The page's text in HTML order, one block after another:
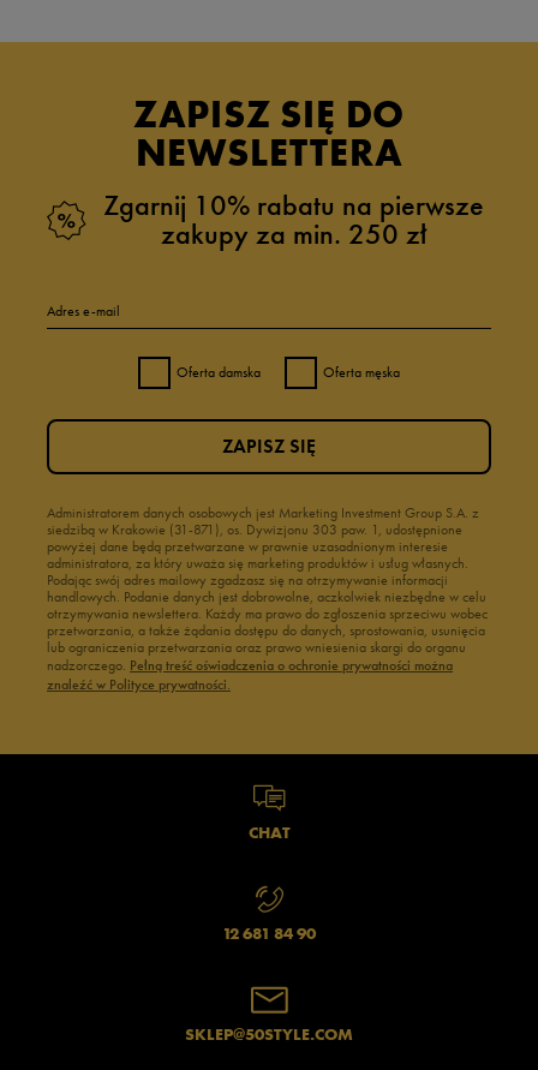
ZAPISZ SIĘ DO
NEWSLETTERA
Zgarnij 10% rabatu na pierwsze
zakupy za min. 250 zł
Adres e-mail
Oferta damska Oferta męska
Administratorem danych osobowych jest Marketing Investment Group S.A. z
siedzibą w Krakowie (31-871), os. Dywizjonu 303 paw. 1, udostępnione
powyżej dane będą przetwarzane w prawnie uzasadnionym interesie
administratora, za który uważa się marketing produktów i usług własnych.
Podając swój adres mailowy zgadzasz się na otrzymywanie informacji
handlowych. Podanie danych jest dobrowolne, aczkolwiek niezbędne w celu
otrzymywania newslettera. Każdy ma prawo do zgłoszenia sprzeciwu wobec
przetwarzania, a także żądania dostępu do danych, sprostowania, usunięcia
lub ograniczenia przetwarzania oraz prawo wniesienia skargi do organu
nadzorczego. Pełną treść oświadczenia o ochronie prywatności można
znaleźć w Polityce prywatności.
ZAPISZ SIĘ
CHAT
12 681 84 90
SKLEP@50STYLE.COM